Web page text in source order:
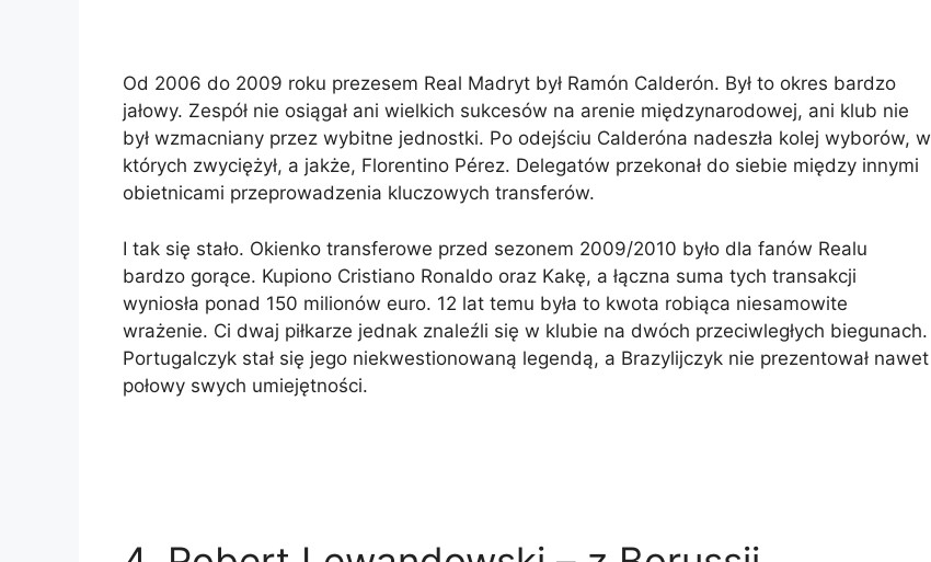
Od 2006 do 2009 roku prezesem Real Madryt był Ramón Calderón. Był to okres bardzo
jałowy. Zespół nie osiągał ani wielkich sukcesów na arenie międzynarodowej, ani klub nie
był wzmacniany przez wybitne jednostki. Po odejściu Calderóna nadeszła kolej wyborów, w
których zwyciężył, a jakże, Florentino Pérez. Delegatów przekonał do siebie między innymi
obietnicami przeprowadzenia kluczowych transferów.
I tak się stało. Okienko transferowe przed sezonem 2009/2010 było dla fanów Realu
bardzo gorące. Kupiono Cristiano Ronaldo oraz Kakę, a łączna suma tych transakcji
wyniosła ponad 150 milionów euro. 12 lat temu była to kwota robiąca niesamowite
wrażenie. Ci dwaj piłkarze jednak znaleźli się w klubie na dwóch przeciwległych biegunach.
Portugalczyk stał się jego niekwestionowaną legendą, a Brazylijczyk nie prezentował nawet
połowy swych umiejętności.